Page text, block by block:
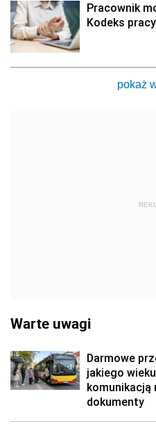
Pracownik
Kodeks
pokaż
Warte uwagi
Darmowe
jakiego
komunikacją
dokumenty